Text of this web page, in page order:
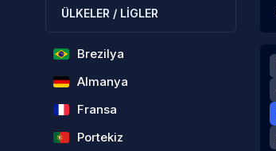
ÜLKELER / LİGLER
Brezilya
Almanya
Fransa
Portekiz